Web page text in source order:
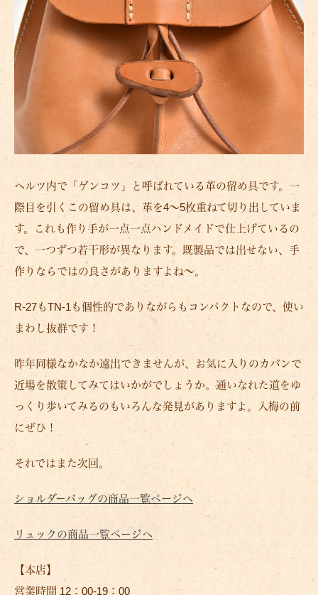
ヘルツ内で「ゲンコツ」と呼ばれている革の留め具です。一
際目を引くこの留め具は、革を4～5枚重ねて切り出していま
す。これも作り手が一点一点ハンドメイドで仕上げているの
で、一つずつ若干形が異なります。既製品では出せない、手
作りならではの良さがありますよね～。
R-27もTN-1も個性的でありながらもコンパクトなので、使い
まわし抜群です！
昨年同様なかなか遠出できませんが、お気に入りのカバンで
近場を散策してみてはいかがでしょうか。通いなれた道をゆ
っくり歩いてみるのもいろんな発見がありますよ。入梅の前
にぜひ！
それではまた次回。
ショルダーバッグの商品一覧ページへ
リュックの商品一覧ページへ
【本店】
営業時間 12：00-19：00